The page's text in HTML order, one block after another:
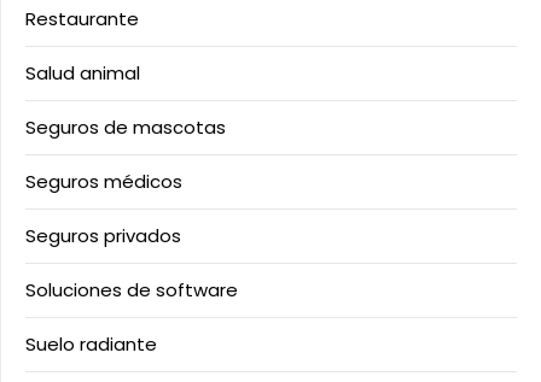
Restaurante
Salud animal
Seguros de mascotas
Seguros médicos
Seguros privados
Soluciones de software
Suelo radiante